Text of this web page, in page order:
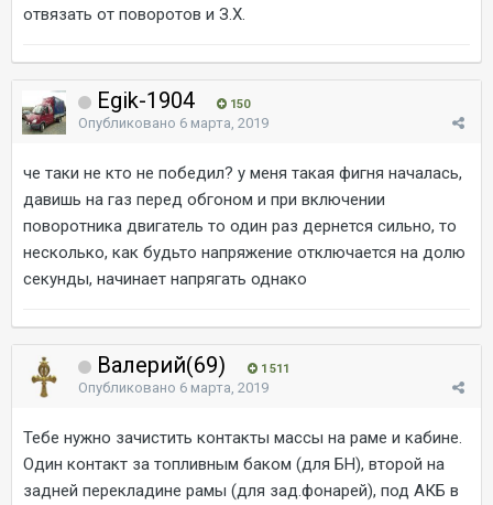
отвязать от поворотов и З.Х.
Egik-1904 150
Опубликовано 6 марта, 2019
че таки не кто не победил? у меня такая фигня началась,
давишь на газ перед обгоном и при включении
поворотника двигатель то один раз дернется сильно, то
несколько, как будьто напряжение отключается на долю
секунды, начинает напрягать однако
Валерий(69) 1 511
Опубликовано 6 марта, 2019
Тебе нужно зачистить контакты массы на раме и кабине.
Один контакт за топливным баком (для БН), второй на
задней перекладине рамы (для зад.фонарей), под АКБ в